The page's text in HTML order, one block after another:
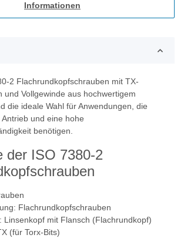
Informationen
2 Flachrundkopfschrauben mit TX-
und Vollgewinde aus hochwertigem
die ideale Wahl für Anwendungen, die
und eine hohe
benötigen.
der ISO 7380-2
Flachrundkopfschrauben
Linsenkopf mit Flansch (Flachrundkopf)
(für Torx-Bits)